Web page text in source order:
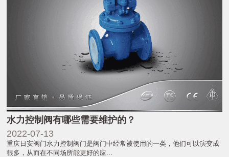
水力控制阀有哪些需要维护的？
2022-07-13
重庆日安阀门水力控制阀门是阀门中经常被使用的一类，他们可以演变成
很多，从而在不同场所能更好的应...